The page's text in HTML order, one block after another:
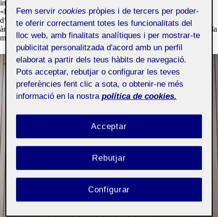
interessant la reflexió de per què no apareix també escric la paraula
«lavabo». Com comentava, penso que es pot deure a una qüestió
d’extreure el lavabo del context expositiu, com si pertanyés a un altre
àmbit. Finalment, una petita fletxa, situada a prop de l’accés de l’escala
marca la direcció de pujada.
Fem servircookies pròpies i de tercers per poder-
te oferir correctament totes les funcionalitats del
lloc web, amb finalitats analítiques i per mostrar-te
publicitat personalitzada d'acord amb un perfil
elaborat a partir dels teus hàbits de navegació.
Pots acceptar, rebutjar o configurar les teves
preferències fent clic a sota, o obtenir-ne més
informació en la nostra política de cookies.
Rebutjar
Acceptar
Configurar